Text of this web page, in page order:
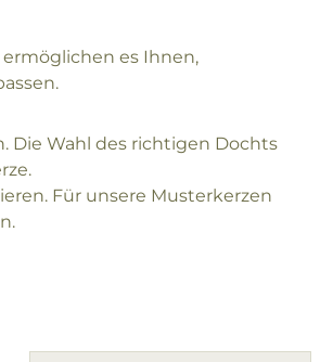
es Ihnen,
Die Wahl des richtigen Dochts
Für unsere Musterkerzen